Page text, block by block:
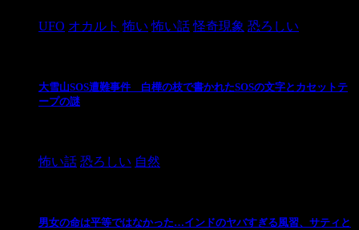
UFO オカルト 怖い 怖い話 怪奇現象 恐ろしい
大雪山SOS遭難事件 白樺の枝で書かれたSOSの文字とカセットテ
ープの謎
怖い話 恐ろしい 自然
男女の命は平等ではなかった…インドのヤバすぎる風習、サティと